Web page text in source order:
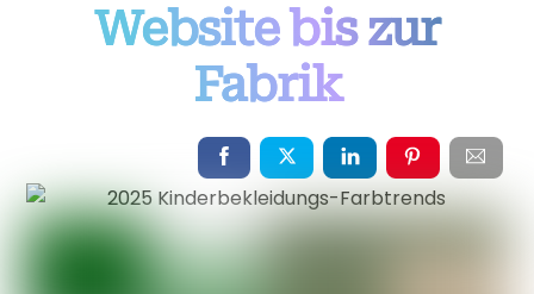
Website bis zur
Fabrik